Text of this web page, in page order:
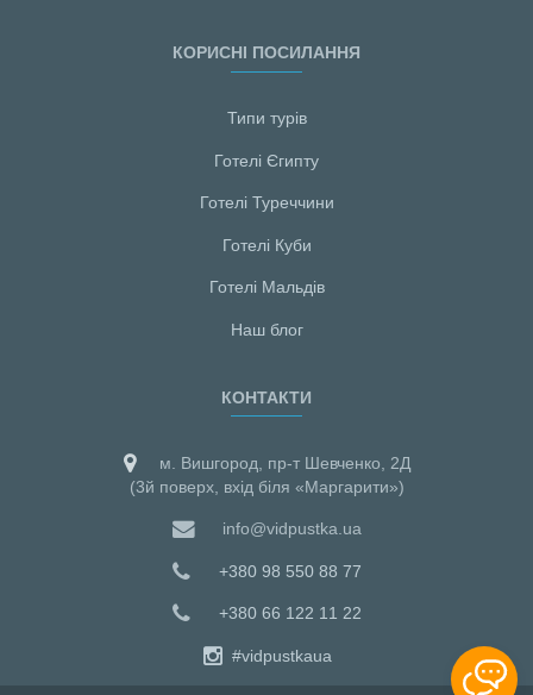
КОРИСНІ ПОСИЛАННЯ
Типи турів
Готелі Єгипту
Готелі Туреччини
Готелі Куби
Готелі Мальдiв
Наш блог
КОНТАКТИ
м. Вишгород, пр-т Шевченко, 2Д
(3й поверх, вхід біля «Маргарити»)
info@vidpustka.ua
+380 98 550 88 77
+380 66 122 11 22
#vidpustkaua